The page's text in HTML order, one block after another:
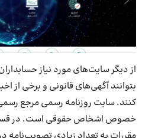
از دیگر سایت‌های مورد نیاز
بتوانند آگهی‌های قانونی و برخی از
کنند. سایت روزنامه رسمی مرجع
خصوص اشخاص حقوقی است. در